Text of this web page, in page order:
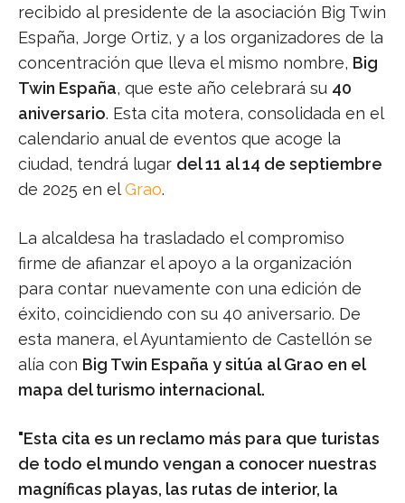
recibido al presidente de la asociación Big Twin
España, Jorge Ortiz, y a los organizadores de la
concentración que lleva el mismo nombre, Big
Twin España, que este año celebrará su 40
aniversario. Esta cita motera, consolidada en el
calendario anual de eventos que acoge la
ciudad, tendrá lugar del 11 al 14 de septiembre
de 2025 en elGrao.
La alcaldesa ha trasladado el compromiso
firme de afianzar el apoyo a la organización
para contar nuevamente con una edición de
éxito, coincidiendo con su 40 aniversario. De
esta manera, el Ayuntamiento de Castellón se
alía con Big Twin España y sitúa al Grao en el
mapa del turismo internacional.
"Esta cita es un reclamo más para que turistas
de todo el mundo vengan a conocer nuestras
magníficas playas, las rutas de interior, la